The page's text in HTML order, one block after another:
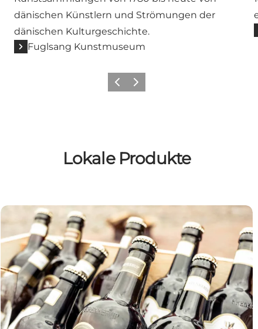
dänischen Künstlern und Strömungen der
dänischen Kulturgeschichte.
Fuglsang Kunstmuseum
ZurückWeiter
Lokale Produkte
Krenkerup Brauerei